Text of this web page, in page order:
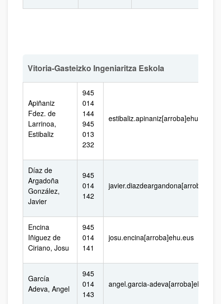
Vitoria-Gasteizko Ingeniaritza Eskola
Apiñaniz
Fdez. de
Larrinoa,
Estibaliz
945
014
144
945
013
232
estibaliz.apinaniz[arroba]ehu.eus
Díaz de
Argadoña
González,
Javier
945
014
142
Encina
Iñiguez de
Ciriano, Josu
945
014
141
josu.encina[arroba]ehu.eus
García
Adeva, Angel
945
014
143
angel.garcia-adeva[arroba]ehu.eus